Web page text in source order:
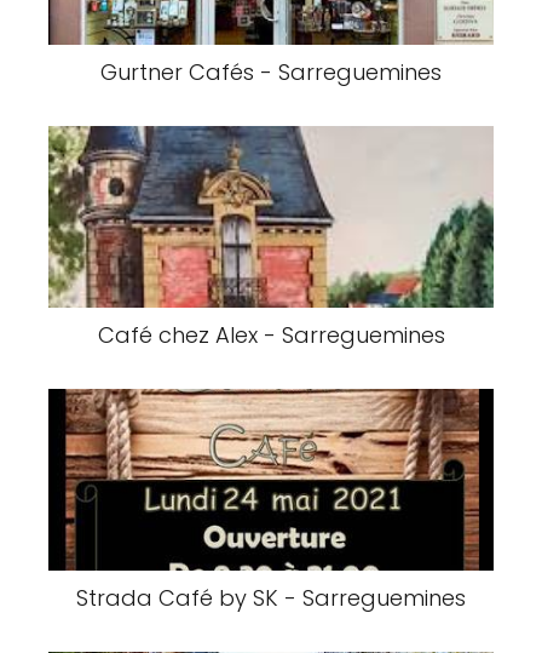
Gurtner Cafés - Sarreguemines
Café chez Alex - Sarreguemines
Strada Café by SK - Sarreguemines